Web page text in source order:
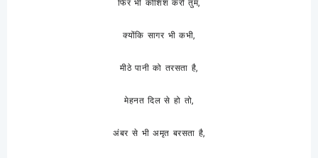
फिर भी कोशिश करो तुम,
क्योंकि सागर भी कभी,
मीठे पानी को तरसता है,
मेहनत दिल से हो तो,
अंबर से भी अमृत बरसता है,